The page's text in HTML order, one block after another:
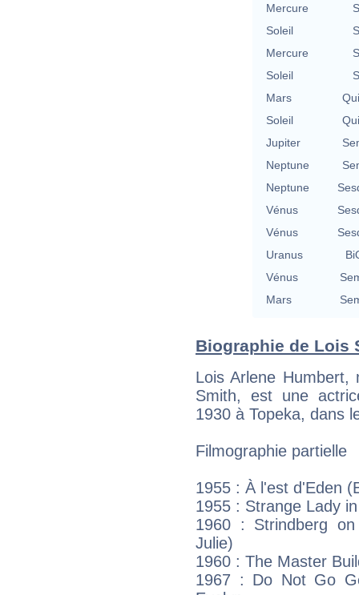
Mercure
Soleil
Mercure
Soleil
Mars
Soleil
Jupiter
Neptune
Neptune
Vénus
Vénus
Uranus
Vénus
Mars
Biographie de Lois
Lois Arlene
Smith, est une
1930 à Topeka, dans
Filmographie partielle
1955 : À l'est d'Eden
1955 : Strange Lady
1960 : Strindberg
Julie)
1960 : The Master
1967 : Do Not Go